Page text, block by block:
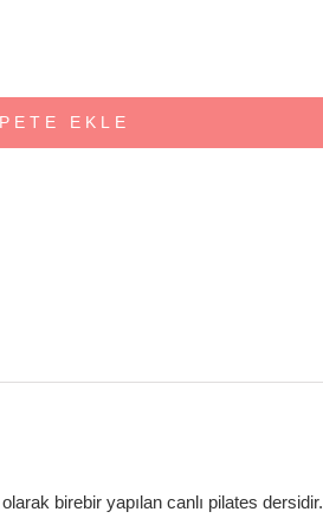
EKLE
birebir yapılan canlı pilates dersidir.